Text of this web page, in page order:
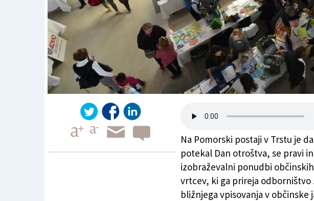
Trst: jasli in vrtci so se predstavili
Na Pomorski postaji v Trstu je
potekal Dan otroštva, se pravi
izobraževalni ponudbi
vrtcev, ki ga prireja odborništvo
bližnjega vpisovanja v